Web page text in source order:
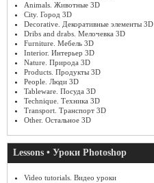
Animals. Животные 3D
City. Город 3D
Decorative. Декоративные элементы 3D
Dribs and drabs. Мелочевка 3D
Furniture. Мебель 3D
Interior. Интерьер 3D
Nature. Природа 3D
Products. Продукты 3D
People. Люди 3D
Tableware. Посуда 3D
Technique. Техника 3D
Transport. Транспорт 3D
Other. Остальное 3D
Lessons • Уроки Photoshop
Video tutorials. Видео уроки